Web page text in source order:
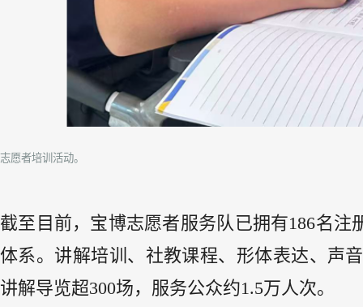
志愿者培训活动。
截至目前，宝博志愿者服务队已拥有186名
体系。讲解培训、社教课程、形体表达、声
讲解导览超300场，服务公众约1.5万人次。